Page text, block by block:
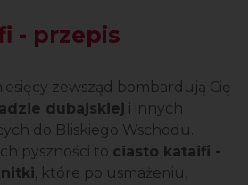
- przepis
zewsząd bombardują Cię
dubajskiej i innych
do Bliskiego Wschodu.
pyszności to ciasto kataifi -
, które po usmażeniu,